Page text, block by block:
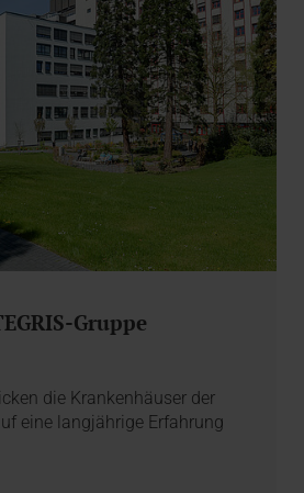
Gruppe
die Krankenhäuser der
eine langjährige Erfahrung